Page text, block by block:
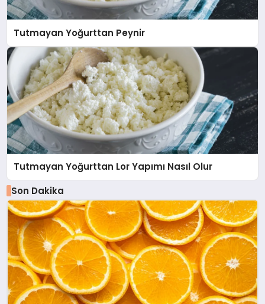
Tutmayan Yoğurttan Peynir
Tutmayan Yoğurttan Lor Yapımı Nasıl Olur
Son Dakika